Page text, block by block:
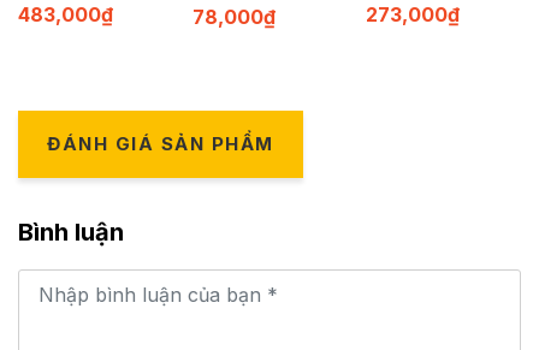
483,000₫ 78,000₫
273,000₫
ĐÁNH GIÁ SẢN PHẨM
Bình luận